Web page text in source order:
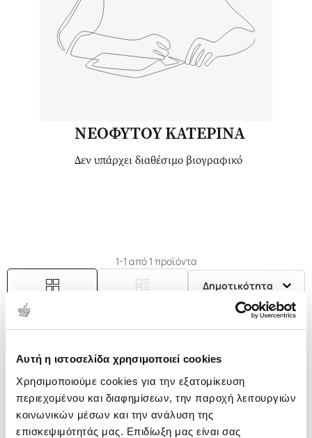
Αυτή η ιστοσελίδα χρησιμοποιεί cookies
Χρησιμοποιούμε cookies για την εξατομίκευση
περιεχομένου και διαφημίσεων, την παροχή λειτουργιών
κοινωνικών μέσων και την ανάλυση της
επισκεψιμότητάς μας. Επιδίωξη μας είναι σας
ΝΕΟΦΥΤΟΥ ΚΑΤΕΡΙΝΑ
Δεν υπάρχει διαθέσιμο βιογραφικό
1-1 από 1 προϊόντα
Δημοτικότητα